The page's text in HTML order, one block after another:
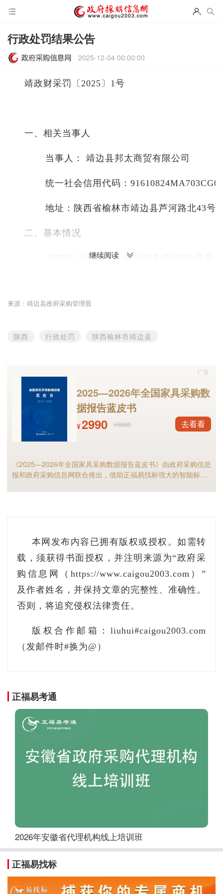
行政处罚结果公告
2025-12-04 00:00:00
靖政财采罚〔2025〕1号
一、相关当事人
当事人 ： 靖边县邦太商贸有限公司
统一社会信用代码：
地址：陕西省榆林市靖边县芦河路北43号
二、基本情况
2025年10月20日，你公司参与“靖边县第十
了本项目所有招投标资料，成交供应商靖边县邦
共和国政府采购法
》第七十七条第一款，“提供虚
三、处罚结果
根据《中华人民共和国政府采购法
定，提供虚假材料谋取中标、成交的给于靖边县
处以采购金额61万千分之五的罚款，处以本项目
单，一年内禁止参加政府采购活动的行政处罚，
靖边县财政局
2025 年 12 月 04 日
附件：
1：行政处罚结果公告.pdf
继续阅读
来源：靖边县政府采购管理股
陕西 行政处罚 陕西榆林市靖边县
2025—2026年全国家具采购数
据报告蓝皮书
¥2990 ¥5980 去看看
《2025—2026年全国家具采购数据报告蓝皮书》由政府采购信息
报和政府采购信息网联合推出，借助正福易找标强大的智能标讯
广告
本网发布内容已拥有版权或授权。如需转
载，须获得书面授权，并注明来源为“政府采
购信息网（https://www.caigou2003.com）”
及作者姓名，并保持文章的完整性、准确性。
否则，将追究侵权法律责任。
版权合作邮箱：liuhui#caigou2003.com
（发邮件时#换为@）
正福易考通
2026年安徽省代理机构线上培训班
正福易找标